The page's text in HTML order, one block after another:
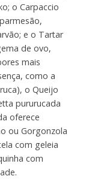
o Carpaccio
e o Tartar
de ovo,
mais
como a
o Queijo
pururucada
oferece
ou Gorgonzola
com geleia
com